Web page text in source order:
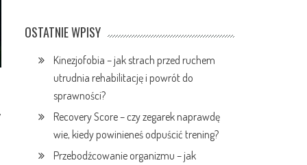
OSTATNIE WPISY
Kinezjofobia – jak strach przed ruchem
utrudnia rehabilitację i powrót do
sprawności?
Recovery Score – czy zegarek naprawdę
wie, kiedy powinieneś odpuścić trening?
Przebodźcowanie organizmu – jak